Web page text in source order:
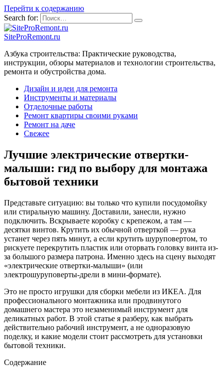
Перейти к содержанию
Search for:
SiteProRemont.ru
Азбука строительства: Практические руководства,
инструкции, обзоры материалов и технологии строительства,
ремонта и обустройства дома.
Дизайн и идеи для ремонта
Инструменты и материалы
Отделочные работы
Ремонт квартиры своими руками
Ремонт на даче
Свежее
Лучшие электрические отвертки-
малыши: гид по выбору для монтажа
бытовой техники
Представьте ситуацию: вы только что купили посудомойку
или стиральную машину. Доставили, занесли, нужно
подключить. Вскрываете коробку с крепежом, а там —
десятки винтов. Крутить их обычной отверткой — рука
устанет через пять минут, а если крутить шуруповертом, то
рискуете перекрутить пластик или оторвать головку винта из-
за большого размера патрона. Именно здесь на сцену выходят
«электрические отвертки-малыши» (или
электрошуруповерты-дрели в мини-формате).
Это не просто игрушки для сборки мебели из ИКЕА. Для
профессионального монтажника или продвинутого
домашнего мастера это незаменимый инструмент для
деликатных работ. В этой статье я разберу, как выбрать
действительно рабочий инструмент, а не одноразовую
поделку, и какие модели стоит рассмотреть для установки
бытовой техники.
Содержание